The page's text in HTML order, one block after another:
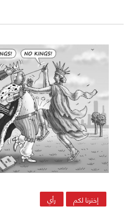
من دول ذات أغلبية مسلمة،
سياسات داعمة للجانب
السفارة الأمريكية إلى القدس
موحدةً لإسرائيل، كان من
انتخابات 2024 لجو
بسبب تصرفات إدارتهما
غزة.
إخترنا لكم رأي